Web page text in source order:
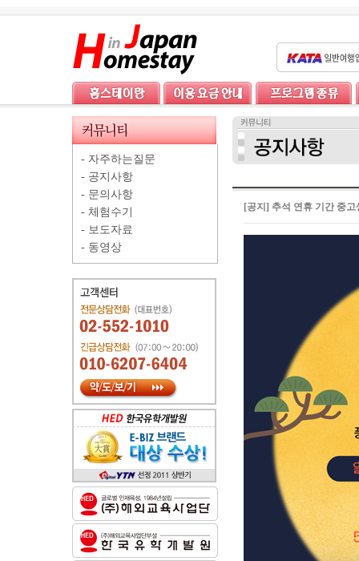
- 자주하는질문
- 공지사항
- 문의사항
- 체험수기
- 보도자료
- 동영상
[공지] 추석 연휴 기간 중